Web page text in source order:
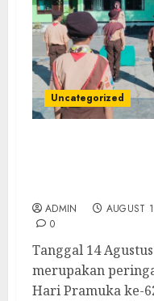
Uncategorized
ADMIN
AUGUST
0
Tanggal 14
merupakan
Hari Pramuka ke-